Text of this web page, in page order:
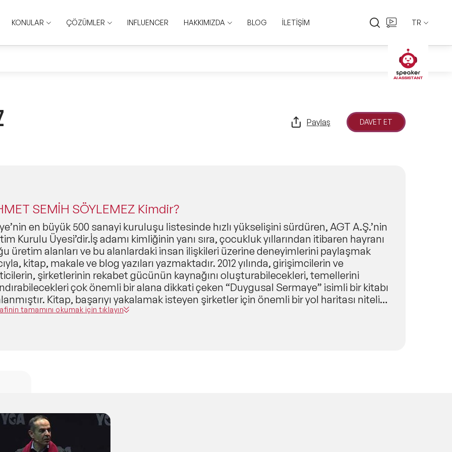
KONULAR ÇÖZÜMLER INFLUENCER HAKKIMIZDA BLOG İLETİŞİM TR
EN
TR
Paylaş DAVET ET
SEMİH SÖYLEMEZ Kimdir?
en büyük 500 sanayi kuruluşu listesinde hızlı yükselişini sürdüren, AGT A.Ş.’nin
Kurulu Üyesi’dir.İş adamı kimliğinin yanı sıra, çocukluk yıllarından itibaren hayranı
üretim alanları ve bu alanlardaki insan ilişkileri üzerine deneyimlerini paylaşmak
kitap, makale ve blog yazıları yazmaktadır. 2012 yılında, girişimcilerin ve
şirketlerinin rekabet gücünün kaynağını oluşturabilecekleri, temellerini
çok önemli bir alana dikkati çeken “Duygusal Sermaye” isimli bir kitabı
Kitap, başarıyı yakalamak isteyen şirketler için önemli bir yol haritası niteliği
AGT’nin, küçük bir atölyeden hızla markalaşarak, ağır sanayiye geçiş öyküsü
tamamını okumak için tıklayın